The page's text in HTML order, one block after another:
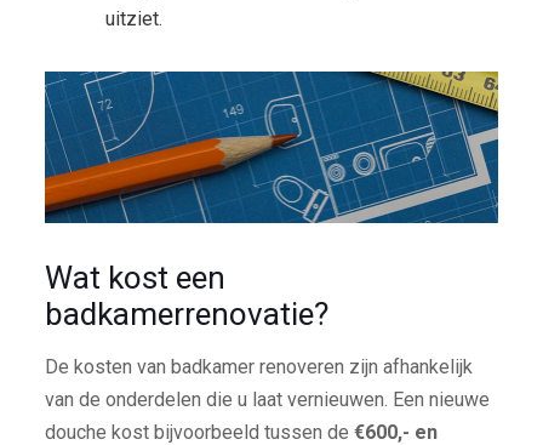
uitziet.
Wat kost een
badkamerrenovatie?
De kosten van badkamer renoveren zijn afhankelijk
van de onderdelen die u laat vernieuwen. Een nieuwe
douche kost bijvoorbeeld tussen de €600,- en